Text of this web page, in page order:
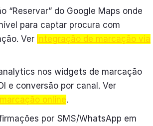
“Reservar” do Google Maps onde
para captar procura com
Ver Integração de marcação via
nos widgets de marcação
e conversão por canal. Ver
online.
por SMS/WhatsApp em